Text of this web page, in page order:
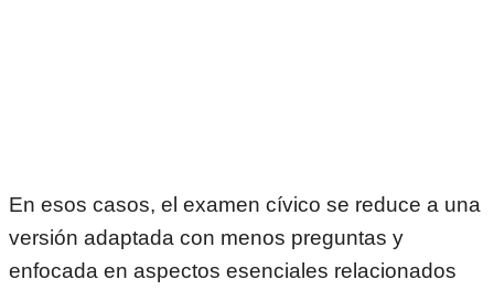
En esos casos, el examen cívico se reduce a una
versión adaptada con menos preguntas y
enfocada en aspectos esenciales relacionados